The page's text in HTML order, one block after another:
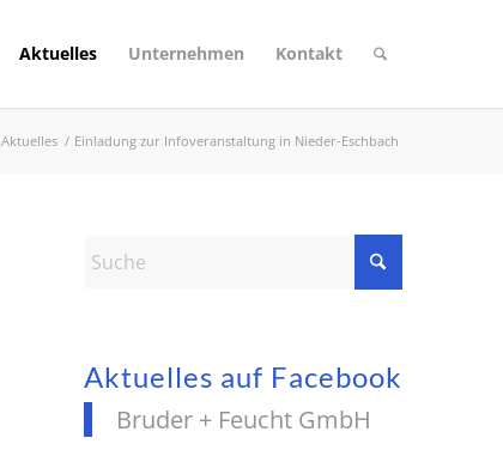
Aktuelles Unternehmen Kontakt
Aktuelles / Einladung zur Infoveranstaltung in Nieder-Eschbach
Aktuelles auf Facebook
Bruder + Feucht GmbH